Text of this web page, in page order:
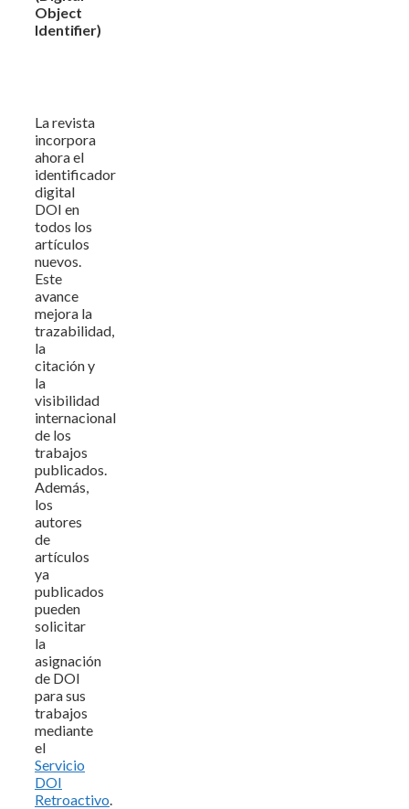
Object
Identifier)
La revista
incorpora
ahora el
identificador
digital
DOI en
todos los
artículos
nuevos.
Este
avance
mejora la
trazabilidad,
la
citación y
la
visibilidad
internacional
de los
trabajos
publicados.
Además,
los
autores
de
artículos
ya
publicados
pueden
solicitar
la
asignación
de DOI
para sus
trabajos
mediante
el
Servicio
DOI
Retroactivo